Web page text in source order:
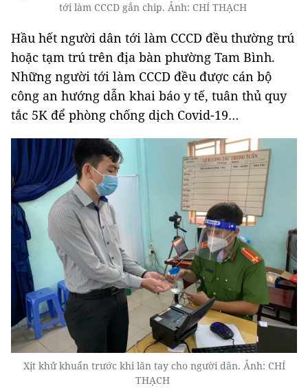
tới làm CCCD gắn chip. Ảnh: CHÍ THẠCH
Hầu hết người dân tới làm CCCD đều thường trú
hoặc tạm trú trên địa bàn phường Tam Bình.
Những người tới làm CCCD đều được cán bộ
công an hướng dẫn khai báo y tế, tuân thủ quy
tắc 5K để phòng chống dịch Covid-19…
Xịt khử khuẩn trước khi lăn tay cho người dân. Ảnh: CHÍ
THẠCH